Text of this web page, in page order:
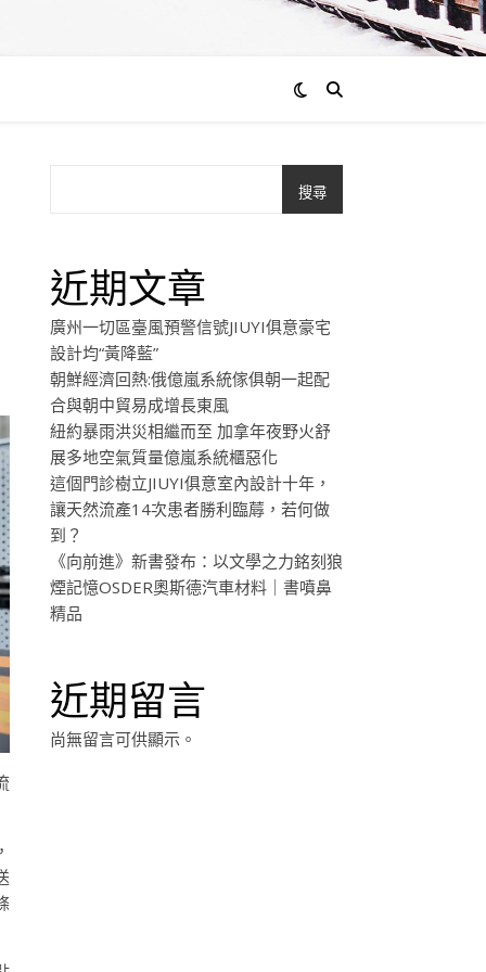
搜尋
近期文章
廣州一切區臺風預警信號JIUYI俱意豪宅
設計均“黃降藍”
朝鮮經濟回熱:俄億嵐系統傢俱朝一起配
合與朝中貿易成增長東風
紐約暴雨洪災相繼而至 加拿年夜野火舒
展多地空氣質量億嵐系統櫃惡化
這個門診樹立JIUYI俱意室內設計十年，
讓天然流產14次患者勝利臨蓐，若何做
到？
《向前進》新書發布：以文學之力銘刻狼
煙記憶OSDER奧斯德汽車材料｜書噴鼻
精品
近期留言
尚無留言可供顯示。